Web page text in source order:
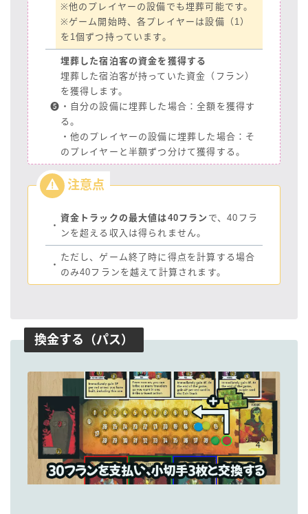
※他のプレイヤーの設備でも埋葬可能です。
※ゲーム開始時、各プレイヤーは設備（1）
を1個ずつ持っています。
❺
埋葬した宿泊客の資金を獲得する
埋葬した宿泊客が持っていた資金（フラン）
を獲得します。
・自分の設備に埋葬した場合：全額を獲得す
る。
・他のプレイヤーの設備に埋葬した場合：そ
のプレイヤーと半額ずつ分けて獲得する。
・
資金トラックの最大値は40フラン で、40フラ
ンを超える収入は得られません。
・
ただし、ゲーム終了時に得点を計算する場合
のみ40フランを越えて計算されます。
換金する（パス）